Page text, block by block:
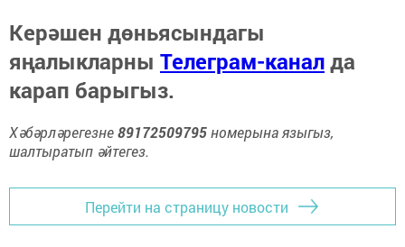
Керәшен дөньясындагы
яңалыкларны Телеграм-каналда
карап барыгыз.
Хәбәрләрегезне89172509795номерына языгыз,
шалтыратып әйтегез.
Перейти на страницу новости